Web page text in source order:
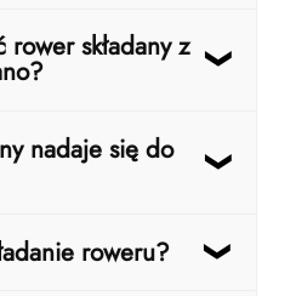
z kołami 24", 26"
poprawiają komfort
składany z
Shimano
biegów,
podczas
nadaje się do
zastosowań
przewieźć je
roweru?